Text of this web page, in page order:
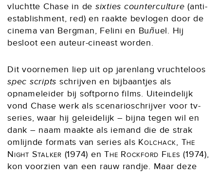
vluchtte Chase in de sixties counterculture (anti-
establishment, red) en raakte bevlogen door de
cinema van Bergman, Felini en Buñuel. Hij
besloot een auteur-cineast worden.
Dit voornemen liep uit op jarenlang vruchteloos
spec scripts schrijven en bijbaantjes als
opnameleider bij softporno films. Uiteindelijk
vond Chase werk als scenarioschrijver voor tv-
series, waar hij geleidelijk – bijna tegen wil en
dank – naam maakte als iemand die de strak
omlijnde formats van series als Kolchack, The
Night Stalker (1974) enThe Rockford Files (1974),
kon voorzien van een rauw randje. Maar deze